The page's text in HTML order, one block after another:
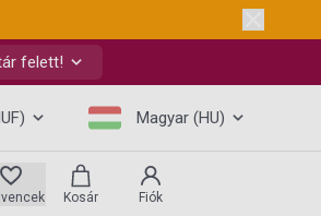
felett!
Magyar (HU)
Kosár Fiók